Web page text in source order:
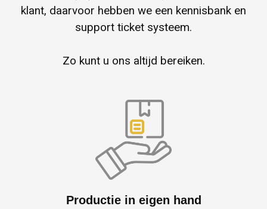
klant, daarvoor hebben we een kennisbank en
support ticket systeem.
Zo kunt u ons altijd bereiken.
Productie in eigen hand